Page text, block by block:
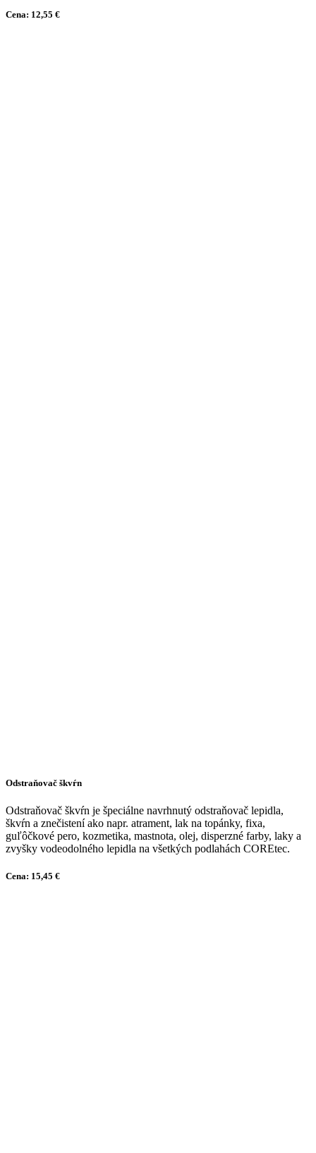
Cena: 12,55 €
Odstraňovač škvŕn
Odstraňovač škvŕn je špeciálne navrhnutý odstraňovač lepidla,
škvŕn a znečistení ako napr. atrament, lak na topánky, fixa,
guľôčkové pero, kozmetika, mastnota, olej, disperzné farby, laky a
zvyšky vodeodolného lepidla na všetkých podlahách COREtec.
Cena: 15,45 €